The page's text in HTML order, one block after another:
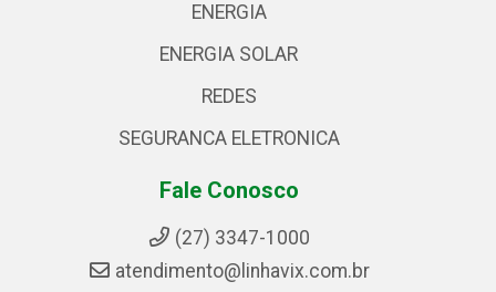
ENERGIA
ENERGIA SOLAR
REDES
SEGURANCA ELETRONICA
Fale Conosco
(27) 3347-1000
atendimento@linhavix.com.br